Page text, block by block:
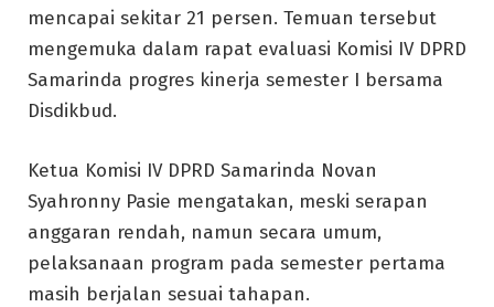
mencapai sekitar 21 persen. Temuan tersebut
mengemuka dalam rapat evaluasi Komisi IV DPRD
Samarinda progres kinerja semester I bersama
Disdikbud.
Ketua Komisi IV DPRD Samarinda Novan
Syahronny Pasie mengatakan, meski serapan
anggaran rendah, namun secara umum,
pelaksanaan program pada semester pertama
masih berjalan sesuai tahapan.